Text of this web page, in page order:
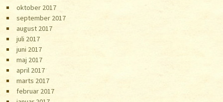
oktober 2017
september 2017
august 2017
juli 2017
juni 2017
maj 2017
april 2017
marts 2017
februar 2017